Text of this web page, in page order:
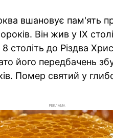
вшановує пам'ять
Він жив у IX
століть до Різдва
його передбачень
Помер святий у
РЕКЛАМА